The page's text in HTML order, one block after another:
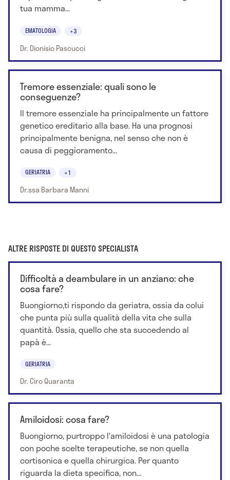
tua mamma...
EMATOLOGIA +3
Dr. Dionisio Pascucci
Tremore essenziale: quali sono le
conseguenze?
Il tremore essenziale ha principalmente un fattore
genetico ereditario alla base. Ha una prognosi
principalmente benigna, nel senso che non è
causa di peggioramento...
GERIATRIA +1
Dr.ssa Barbara Manni
ALTRE RISPOSTE DI QUESTO SPECIALISTA
Difficoltà a deambulare in un anziano: che
cosa fare?
Buongiorno,ti rispondo da geriatra, ossia da colui
che punta più sulla qualità della vita che sulla
quantità. Ossia, quello che sta succedendo al
papà è...
GERIATRIA
Dr. Ciro Quaranta
Amiloidosi: cosa fare?
Buongiorno, purtroppo l'amiloidosi è una patologia
con poche scelte terapeutiche, se non quella
cortisonica e quella chirurgica. Per quanto
riguarda la dieta specifica, non...